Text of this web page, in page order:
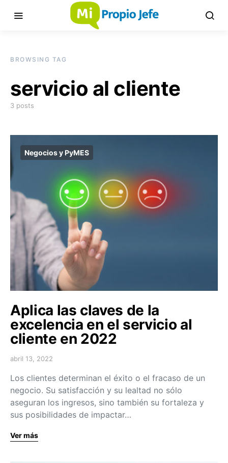
BROWSING TAG
servicio al cliente
3 posts
Negocios y PyMES
Aplica las claves de la
excelencia en el servicio al
cliente en 2022
abril 13, 2022
Los clientes determinan el éxito o el fracaso de un
negocio. Su satisfacción y su lealtad no sólo
aseguran los ingresos, sino también su fortaleza y
sus posibilidades de impactar…
Ver más